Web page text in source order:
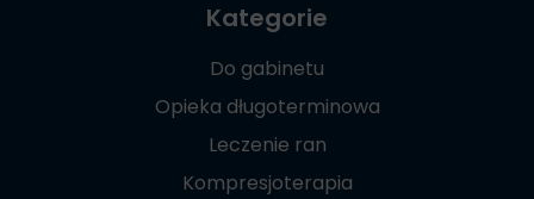
Kategorie
Do gabinetu
Opieka długoterminowa
Leczenie ran
Kompresjoterapia